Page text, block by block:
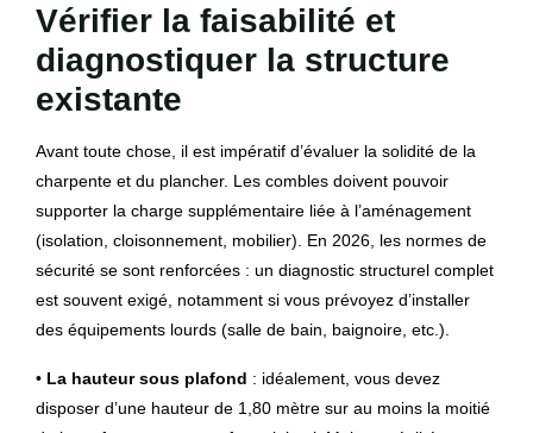
Vérifier la faisabilité et
diagnostiquer la structure
existante
Avant toute chose, il est impératif d’évaluer la solidité de la
charpente et du plancher. Les combles doivent pouvoir
supporter la charge supplémentaire liée à l’aménagement
(isolation, cloisonnement, mobilier). En 2026, les normes de
sécurité se sont renforcées : un diagnostic structurel complet
est souvent exigé, notamment si vous prévoyez d’installer
des équipements lourds (salle de bain, baignoire, etc.).
• La hauteur sous plafond : idéalement, vous devez
disposer d’une hauteur de 1,80 mètre sur au moins la moitié